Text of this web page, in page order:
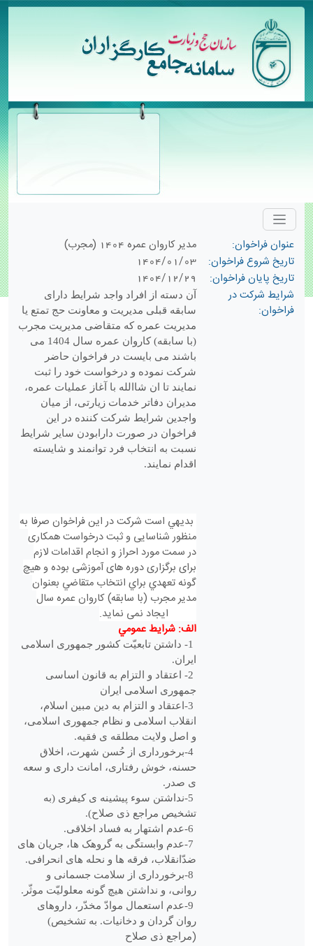
عنوان فراخوان:
مدیر کاروان عمره 1404 (مجرب)
تاریخ شروع فراخوان:
1404/01/03
تاریخ پایان فراخوان:
1404/12/29
شرایط شرکت در
فراخوان:
آن دسته از افراد واجد شرایط دارای
سابقه قبلی مدیریت و معاونت حج تمتع یا
مدیریت عمره که متقاضی مدیریت مجرب
(با سابقه) کاروان عمره سال 1404 می
باشند می بایست در فراخوان حاضر
شرکت نموده و درخواست خود را ثبت
نمایند تا ان شاالله با آغاز عملیات عمره،
مدیران دفاتر خدمات زیارتی، از میان
واجدین شرایط شرکت کننده در این
فراخوان در صورت دارابودن سایر شرایط
نسبت به انتخاب فرد توانمند و شایسته
اقدام نمایند.
بديهي است شرکت در اين فراخوان صرفا به
منظور شناسایی و ثبت درخواست همکاری
در سمت مورد احراز و انجام اقدامات لازم
برای برگزاری دوره های آموزشی بوده و هیچ
گونه تعهدي براي انتخاب متقاضي بعنوان
مدیر مجرب (با سابقه) کاروان عمره سال
الف: شرايط عمومي
1- داشتن تابعیّت کشور جمهوری اسلامی
ایران.
-2 اعتقاد و التزام به ‏قانون اساسی
جمهوری اسلامی ایران
-اعتقاد و التزام به ‏دین مبین اسلام،
انقلاب اسلامی و نظام جمهوری اسلامی،
و اصل ولایت مطلقه ‏ی فقیه.
4-برخورداری از حُسن شهرت، اخلاق
حسنه، خوش ‏رفتاری، امانت‏ داری و سعه
‏ی صدر .
5-نداشتن سوء پیشینه‏ ی کیفری (به
‏تشخیص مراجع ذی‏ صلاح.(
6-عدم اشتهار به ‏فساد اخلاقی.
7-عدم وابستگی به‏ گروهک ‏ها، جریان های
ضدّانقلاب، فرقه ‏ها و نحله ‏های انحرافی.
8-برخورداری از سلامت جسمانی و
روانی، و نداشتن هیچ‏ گونه معلولیّت موثّر .
9-عدم استعمال موادّ مخدّر، داروهای
روان‏ گردان و دخانیات.
(به ‏تشخیص
مراجع ذی‏ صلاح)